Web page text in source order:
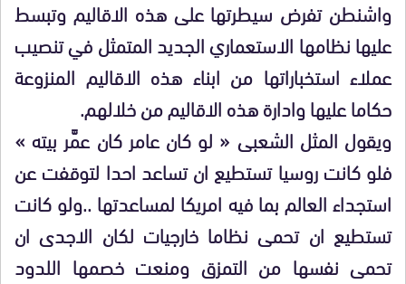
واشنطن تفرض سيطرتها على هذه الاقاليم وتبسط
عليها نظامها الاستعماري الجديد المتمثل في تنصيب
عملاء استخباراتها من ابناء هذه الاقاليم المنزوعة
حكاما عليها وادارة هذه الاقاليم من خلالهم.
ويقول المثل الشعبى « لو كان عامر كان عمَّر بيته »
فلو كانت روسيا تستطيع ان تساعد احدا لتوقفت عن
استجداء العالم بما فيه امريكا لمساعدتها ..ولو كانت
تستطيع ان تحمى نظاما خارجيات لكان الاجدى ان
تحمى نفسها من التمزق ومنعت خصمها اللدود